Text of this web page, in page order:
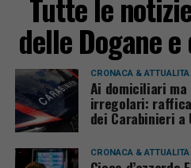
Tutte le
delle Dogane
CRONACA & ATTUALITÀ
Ai domiciliari
irregolari:
dei Carabinieri a
CRONACA & ATTUALITÀ